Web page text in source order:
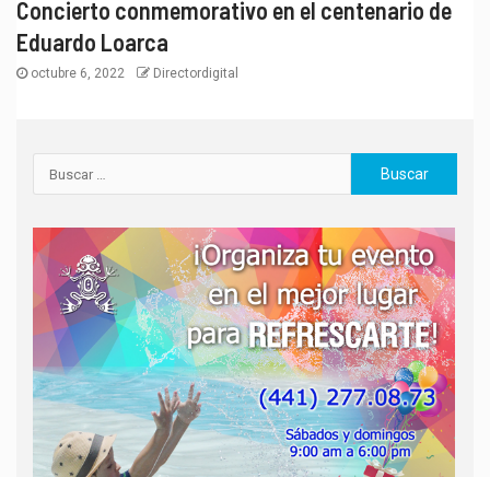
Concierto conmemorativo en el centenario de
Eduardo Loarca
octubre 6, 2022 Directordigital